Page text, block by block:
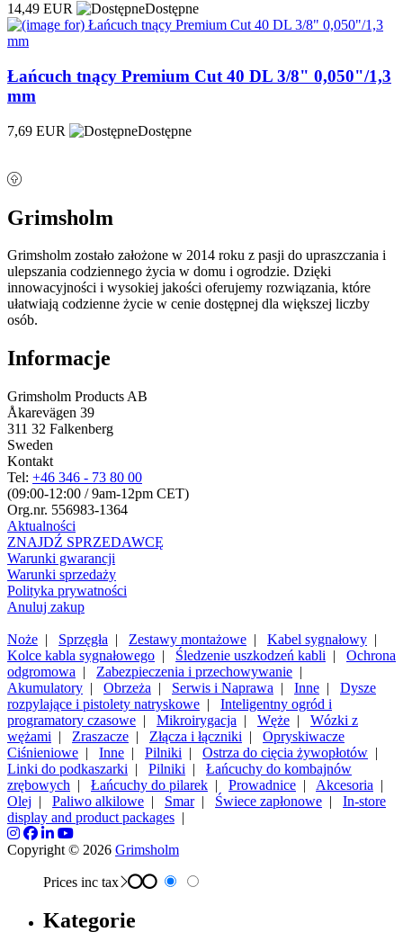
14,49 EUR Dostępne
Łańcuch tnący Premium Cut 40 DL 3/8" 0,050"/1,3
mm
7,69 EUR Dostępne
Grimsholm
Grimsholm zostało założone w 2014 roku z pasji do upraszczania i
ulepszania codziennego życia w domu i ogrodzie. Dzięki
innowacyjności i wysokiej jakości oferujemy rozwiązania, które
ułatwiają codzienne życie w cenie dostępnej dla większej liczby
osób.
Informacje
Grimsholm Products AB
Åkarevägen 39
311 32 Falkenberg
Sweden
Kontakt
Tel: +46 346 - 73 80 00
(09:00-12:00 / 9am-12pm CET)
Org.nr. 556983-1364
Aktualności
ZNAJDŹ SPRZEDAWCĘ
Warunki gwarancji
Warunki sprzedaży
Polityka prywatności
Anuluj zakup
Noże | Sprzęgła | Zestawy montażowe | Kabel sygnałowy |
Kolce kabla sygnałowego | Śledzenie uszkodzeń kabli | Ochrona
odgromowa | Zabezpieczenia i przechowywanie |
Akumulatory | Obrzeża | Serwis i Naprawa | Inne | Dysze
rozpylające i pistolety natryskowe | Inteligentny ogród i
programatory czasowe | Mikroirygacja | Węże | Wózki z
wężami | Zraszacze | Złącza i łączniki | Opryskiwacze
Ciśnieniowe | Inne | Pilniki | Ostrza do cięcia żywopłotów |
Linki do podkaszarki | Pilniki | Łańcuchy do kombajnów
zrębowych | Łańcuchy do pilarek | Prowadnice | Akcesoria |
Olej | Paliwo alkilowe | Smar| Świece zapłonowe | In-store
display and product packages |
Copyright © 2026 Grimsholm
Prices inc tax
Kategorie